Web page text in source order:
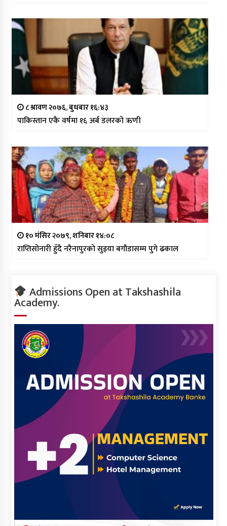
८ श्रावण २०७६, बुधबार १६:४३
पाकिस्तान एकै वर्षमा १६ अर्ब डलरको ऋणी
१० मंसिर २०७९, शनिबार १४:०८
राप्तिसोनारी हुँदै नरैनापुरको सुइया बगौडासम्म पुगे ढकाल
Admissions Open at Takshashila
Academy.